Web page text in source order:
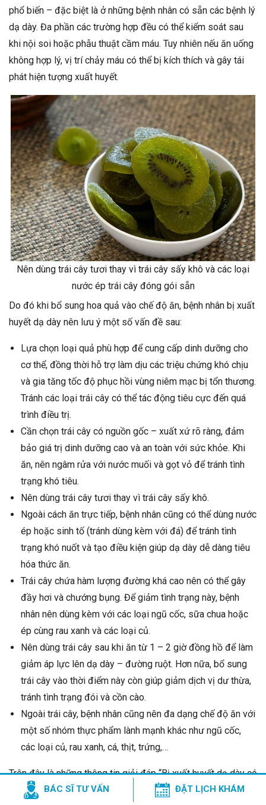
phổ biến – đặc biệt là ở những bệnh nhân có sẵn các bệnh lý
dạ dày. Đa phần các trường hợp đều có thể kiểm soát sau
khi nội soi hoặc phẫu thuật cầm máu. Tuy nhiên nếu ăn uống
không hợp lý, vị trí chảy máu có thể bị kích thích và gây tái
phát hiện tượng xuất huyết.
Nên dùng trái cây tươi thay vì trái cây sấy khô và các loại
nước ép trái cây đóng gói sẵn
Do đó khi bổ sung hoa quả vào chế độ ăn, bệnh nhân bị xuất
huyết dạ dày nên lưu ý một số vấn đề sau:
Lựa chọn loại quả phù hợp để cung cấp dinh dưỡng cho
cơ thể, đồng thời hỗ trợ làm dịu các triệu chứng khó chịu
và gia tăng tốc độ phục hồi vùng niêm mạc bị tổn thương.
Tránh các loại trái cây có thể tác động tiêu cực đến quá
trình điều trị.
Cần chọn trái cây có nguồn gốc – xuất xứ rõ ràng, đảm
bảo giá trị dinh dưỡng cao và an toàn với sức khỏe. Khi
ăn, nên ngâm rửa với nước muối và gọt vỏ để tránh tình
trạng khó tiêu.
Nên dùng trái cây tươi thay vì trái cây sấy khô.
Ngoài cách ăn trực tiếp, bệnh nhân cũng có thể dùng nước
ép hoặc sinh tố (tránh dùng kèm với đá) để tránh tình
trạng khó nuốt và tạo điều kiện giúp dạ dày dễ dàng tiêu
hóa thức ăn.
Trái cây chứa hàm lượng đường khá cao nên có thể gây
đầy hơi và chướng bụng. Để giảm tình trạng này, bệnh
nhân nên dùng kèm với các loại ngũ cốc, sữa chua hoặc
ép cùng rau xanh và các loại củ.
Nên dùng trái cây sau khi ăn từ 1 – 2 giờ đồng hồ để làm
giảm áp lực lên dạ dày – đường ruột. Hơn nữa, bổ sung
trái cây vào thời điểm này còn giúp giảm dịch vị dư thừa,
tránh tình trạng đói và cồn cào.
Ngoài trái cây, bệnh nhân cũng nên đa dạng chế độ ăn với
một số nhóm thực phẩm lành mạnh khác như ngũ cốc,
các loại củ, rau xanh, cá, thịt, trứng,…
Trên đây là những thông tin giải đáp “Bị xuất huyết dạ dày có
nên hoa quả không? Loại nào?”. Đối với những trường hợp
BÁC SĨ TƯ VẤN ĐẶT LỊCH KHÁM